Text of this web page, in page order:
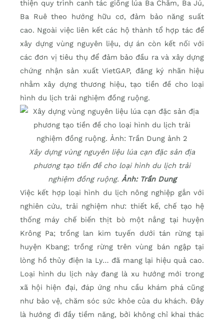
thiện quy trình canh tác giống lúa Ba Chăm, Ba Jú,
Ba Ruê theo hướng hữu cơ, đảm bảo năng suất
cao. Ngoài việc liên kết các hộ thành tổ hợp tác để
xây dựng vùng nguyên liệu, dự án còn kết nối với
các đơn vị tiêu thụ để đảm bảo đầu ra và xây dựng
chứng nhận sản xuất VietGAP, đăng ký nhãn hiệu
nhằm xây dựng thương hiệu, tạo tiền đề cho loại
hình du lịch trải nghiệm đồng ruộng.
Xây dựng vùng nguyên liệu lúa cạn đặc sản địa
phương tạo tiền đề cho loại hình du lịch trải
nghiệm đồng ruộng. Ảnh: Trần Dung
Việc kết hợp loại hình du lịch nông nghiệp gắn với
nghiên cứu, trải nghiệm như: thiết kế, chế tạo hệ
thống máy chế biến thịt bò một nắng tại huyện
Krông Pa; trồng lan kim tuyến dưới tán rừng tại
huyện Kbang; trồng rừng trên vùng bán ngập tại
lòng hồ thủy điện Ia Ly… đã mang lại hiệu quả cao.
Loại hình du lịch này đang là xu hướng mới trong
xã hội hiện đại, đáp ứng nhu cầu khám phá cũng
như bảo vệ, chăm sóc sức khỏe của du khách. Đây
là hướng đi đầy tiềm năng, bởi không chỉ khai thác